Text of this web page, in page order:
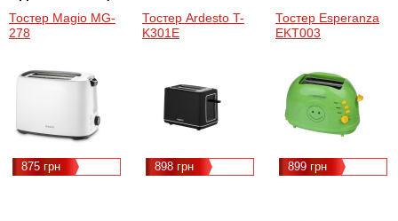
Тостер Magio MG-
278
875 грн
Тостер Ardesto T-
K301E
898 грн
Тостер Esperanza
EKT003
899 грн